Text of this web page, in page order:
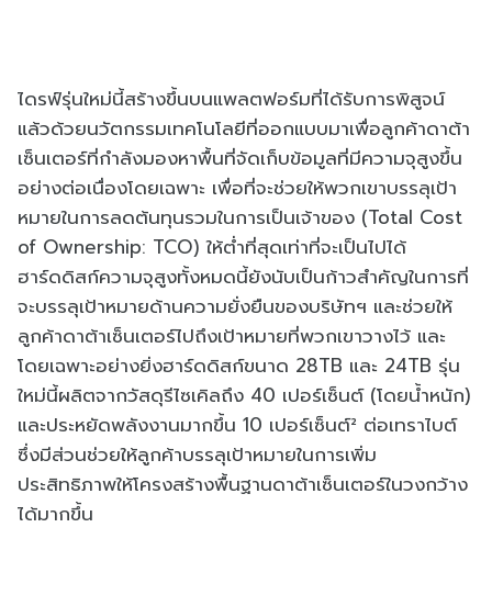
ไดรฟ์รุ่นใหม่นี้สร้างขึ้นบนแพลตฟอร์มที่ได้รับการพิสูจน์
แล้วด้วยนวัตกรรมเทคโนโลยีที่ออกแบบมาเพื่อลูกค้าดาต้า
เซ็นเตอร์ที่กำลังมองหาพื้นที่จัดเก็บข้อมูลที่มีความจุสูงขึ้น
อย่างต่อเนื่องโดยเฉพาะ เพื่อที่จะช่วยให้พวกเขาบรรลุเป้า
หมายในการลดต้นทุนรวมในการเป็นเจ้าของ (Total Cost
of Ownership: TCO) ให้ต่ำที่สุดเท่าที่จะเป็นไปได้
ฮาร์ดดิสก์ความจุสูงทั้งหมดนี้ยังนับเป็นก้าวสำคัญในการที่
จะบรรลุเป้าหมายด้านความยั่งยืนของบริษัทฯ และช่วยให้
ลูกค้าดาต้าเซ็นเตอร์ไปถึงเป้าหมายที่พวกเขาวางไว้ และ
โดยเฉพาะอย่างยิ่งฮาร์ดดิสก์ขนาด 28TB และ 24TB รุ่น
ใหม่นี้ผลิตจากวัสดุรีไซเคิลถึง 40 เปอร์เซ็นต์ (โดยน้ำหนัก)
และประหยัดพลังงานมากขึ้น 10 เปอร์เซ็นต์² ต่อเทราไบต์
ซึ่งมีส่วนช่วยให้ลูกค้าบรรลุเป้าหมายในการเพิ่ม
ประสิทธิภาพให้โครงสร้างพื้นฐานดาต้าเซ็นเตอร์ในวงกว้าง
ได้มากขึ้น